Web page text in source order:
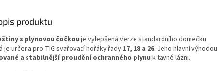
produktu
s plynovou čočkouje vylepšená verze standardního domečku
je určena pro TIG svařovací hořáky řady17, 18 a 26. Jeho hlavní výhodou
a stabilnější proudění ochranného plynuk tavné lázni.